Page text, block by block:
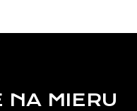
NA MIERU